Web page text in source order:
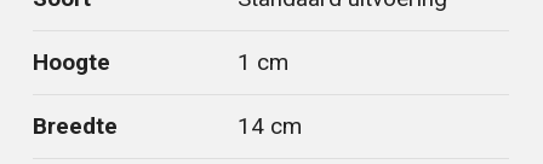
Hoogte 1 cm
Breedte 14 cm